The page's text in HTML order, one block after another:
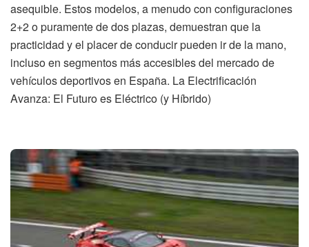
asequible. Estos modelos, a menudo con configuraciones
2+2 o puramente de dos plazas, demuestran que la
practicidad y el placer de conducir pueden ir de la mano,
incluso en segmentos más accesibles del mercado de
vehículos deportivos en España. La Electrificación
Avanza: El Futuro es Eléctrico (y Híbrido)